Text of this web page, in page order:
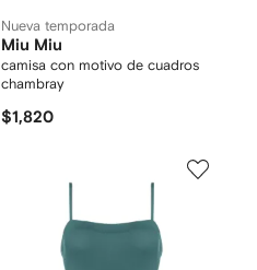
Nueva temporada
Miu Miu
camisa con motivo de cuadros
chambray
$1,820